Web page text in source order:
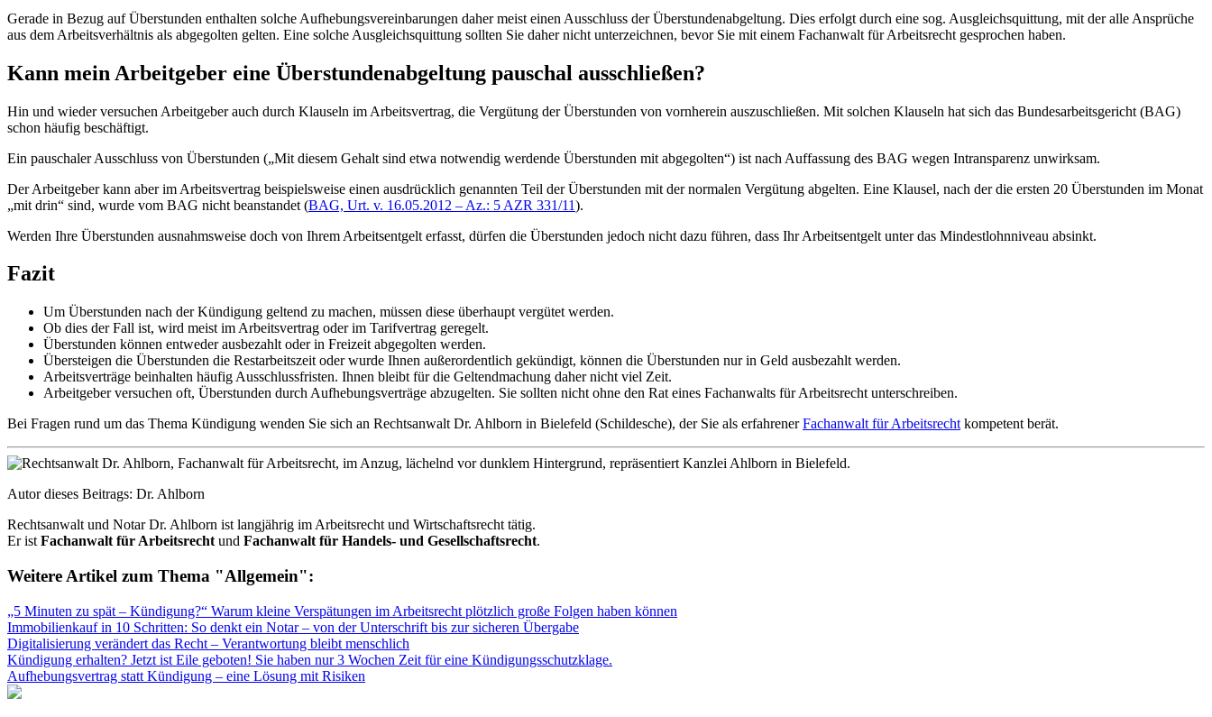
Gerade in Bezug auf Überstunden enthalten solche Aufhebungsvereinbarungen daher meist einen Ausschluss der Überstundenabgeltung. Dies erfolgt durch eine sog. Ausgleichsquittung, mit der alle Ansprüche
aus dem Arbeitsverhältnis als abgegolten gelten. Eine solche Ausgleichsquittung sollten Sie daher nicht unterzeichnen, bevor Sie mit einem Fachanwalt für Arbeitsrecht gesprochen haben.
Kann mein Arbeitgeber eine Überstundenabgeltung pauschal ausschließen?
Hin und wieder versuchen Arbeitgeber auch durch Klauseln im Arbeitsvertrag, die Vergütung der Überstunden von vornherein auszuschließen. Mit solchen Klauseln hat sich das Bundesarbeitsgericht (BAG)
schon häufig beschäftigt.
Ein pauschaler Ausschluss von Überstunden („Mit diesem Gehalt sind etwa notwendig werdende Überstunden mit abgegolten“) ist nach Auffassung des BAG wegen Intransparenz unwirksam.
Der Arbeitgeber kann aber im Arbeitsvertrag beispielsweise einen ausdrücklich genannten Teil der Überstunden mit der normalen Vergütung abgelten. Eine Klausel, nach der die ersten 20 Überstunden im Monat
„mit drin“ sind, wurde vom BAG nicht beanstandet (BAG, Urt. v. 16.05.2012 – Az.: 5 AZR 331/11).
Werden Ihre Überstunden ausnahmsweise doch von Ihrem Arbeitsentgelt erfasst, dürfen die Überstunden jedoch nicht dazu führen, dass Ihr Arbeitsentgelt unter das Mindestlohnniveau absinkt.
Fazit
Um Überstunden nach der Kündigung geltend zu machen, müssen diese überhaupt vergütet werden.
Ob dies der Fall ist, wird meist im Arbeitsvertrag oder im Tarifvertrag geregelt.
Überstunden können entweder ausbezahlt oder in Freizeit abgegolten werden.
Übersteigen die Überstunden die Restarbeitszeit oder wurde Ihnen außerordentlich gekündigt, können die Überstunden nur in Geld ausbezahlt werden.
Arbeitsverträge beinhalten häufig Ausschlussfristen. Ihnen bleibt für die Geltendmachung daher nicht viel Zeit.
Arbeitgeber versuchen oft, Überstunden durch Aufhebungsverträge abzugelten. Sie sollten nicht ohne den Rat eines Fachanwalts für Arbeitsrecht unterschreiben.
Bei Fragen rund um das Thema Kündigung wenden Sie sich an Rechtsanwalt Dr. Ahlborn in Bielefeld (Schildesche), der Sie als erfahrenerFachanwalt für Arbeitsrecht kompetent berät.
Autor dieses Beitrags: Dr. Ahlborn
Rechtsanwalt und Notar Dr. Ahlborn ist langjährig im Arbeitsrecht und Wirtschaftsrecht tätig.
Er ist Fachanwalt für Arbeitsrecht und Fachanwalt für Handels- und Gesellschaftsrecht.
Weitere Artikel zum Thema "Allgemein":
„5 Minuten zu spät – Kündigung?“ Warum kleine Verspätungen im Arbeitsrecht plötzlich große Folgen haben können
Immobilienkauf in 10 Schritten: So denkt ein Notar – von der Unterschrift bis zur sicheren Übergabe
Digitalisierung verändert das Recht – Verantwortung bleibt menschlich
Kündigung erhalten? Jetzt ist Eile geboten! Sie haben nur 3 Wochen Zeit für eine Kündigungsschutzklage.
Aufhebungsvertrag statt Kündigung – eine Lösung mit Risiken